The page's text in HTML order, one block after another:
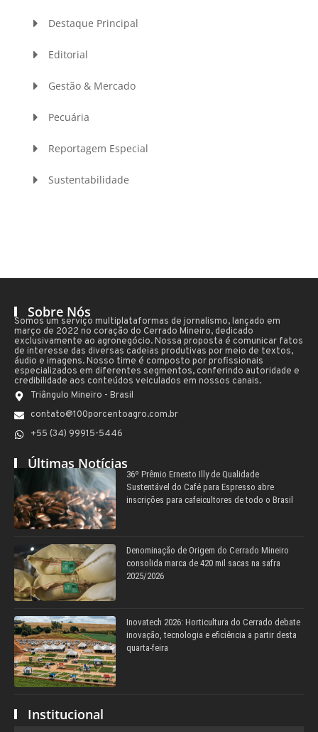
Destaque Principal
Editorial
Gestão & Mercado
Pecuária
Reportagem Especial
Sustentabilidade
Sobre Nós
Somos um serviço multiplataformas de jornalismo, lançado em
março de 2022 no coração do Cerrado Mineiro, dedicado
exclusivamente ao agronegócio. Nossa proposta é comunicar fatos
de interesse das diversas cadeias produtivas por meio de textos,
áudio e imagens. Nosso time é composto por profissionais
especializados em diferentes segmentos, conferindo autoridade e
credibilidade aos conteúdos veiculados em nossos canais.
Triângulo Mineiro - Brasil
contato@100porcentoagro.com.br
+55 (34) 99915-5446
Últimas Notícias
36º Prêmio Ernesto Illy de Qualidade
Sustentável do Café para Espresso abre
inscrições para cafeicultores de todo o Brasil
Denominação de Origem do Cerrado Mineiro
consolida marca de 420 mil sacas na safra
2025/2026
Inovatech 2026: Horticultura do Cerrado debate
inovação, tecnologia e eficiência a partir desta
quarta-feira
Institucional